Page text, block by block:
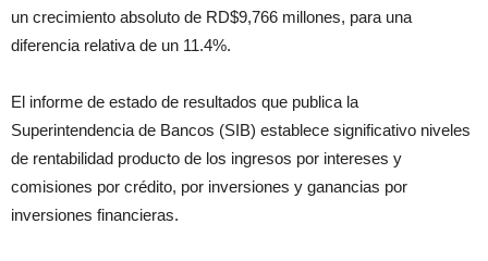
un crecimiento absoluto de RD$9,766 millones, para una
diferencia relativa de un 11.4%.
El informe de estado de resultados que publica la
Superintendencia de Bancos (SIB) establece significativo niveles
de rentabilidad producto de los ingresos por intereses y
comisiones por crédito, por inversiones y ganancias por
inversiones financieras.